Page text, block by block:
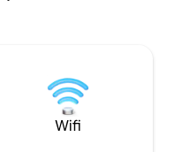
- evcil hayvan
25,00 € nihai temizlik
varsa 35,00 €.
Wifi